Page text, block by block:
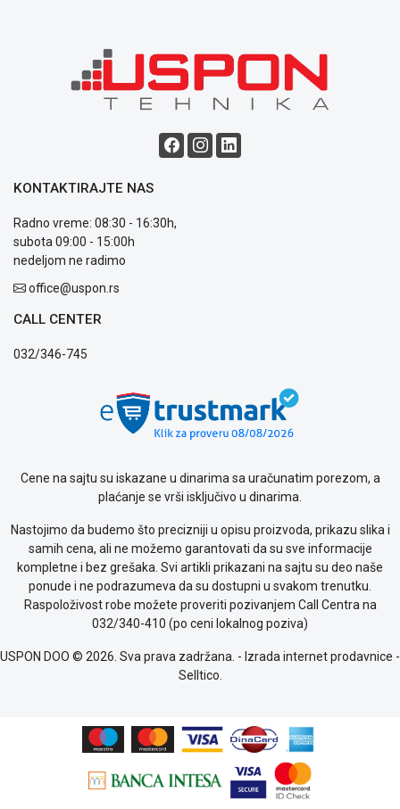
KONTAKTIRAJTE NAS
Radno vreme: 08:30 - 16:30h,
subota 09:00 - 15:00h
nedeljom ne radimo
office@uspon.rs
CALL CENTER
032/346-745
Cene na sajtu su iskazane u dinarima sa uračunatim porezom, a
plaćanje se vrši isključivo u dinarima.
Nastojimo da budemo što precizniji u opisu proizvoda, prikazu slika i
samih cena, ali ne možemo garantovati da su sve informacije
kompletne i bez grešaka. Svi artikli prikazani na sajtu su deo naše
ponude i ne podrazumeva da su dostupni u svakom trenutku.
Raspoloživost robe možete proveriti pozivanjem Call Centra na
032/340-410 (po ceni lokalnog poziva)
USPON DOO © 2026. Sva prava zadržana. - Izrada internet prodavnice -
Selltico.